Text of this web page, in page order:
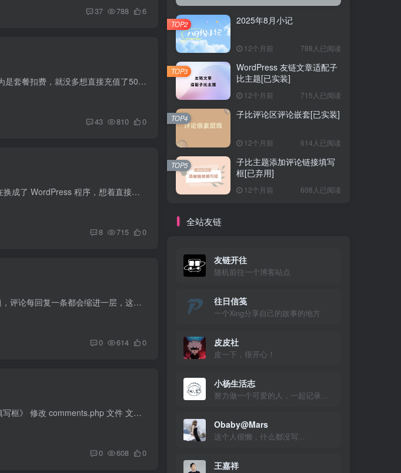
37 788 6
今天早上一醒来，就收到了中国电信发来的欠费通知 以为是套餐扣费，就没多想直接充值了50元话费。早上吃完饭打开中国电信APP想看看这个月话费多少，不看不知道一看吓一跳，这个月话费高达90+（...
43 810 0
前言 之前的友链文章一直使用的 Fciecle 这个项目，现在换成了 WordPress 程序，想着直接调用 WordPress 接口和数据库更方便管理。 修订历史 v1.1 底部翻页无法更新按钮列表 v1.2 优化UI、将定...
8 715 0
前言 不知道是子比主题的问题，还是 WordPress 的问题，评论每回复一条都会缩进一层，这就导致无限套娃，而且 WordPress 的最大嵌套数量为10，这就导致10层嵌套后只能开新的评论楼层。 解决方案...
0 614 0
参考登山亦有道博客的文章《子比主题评论区添加网址填写框》 修改 comments.php 文件 文件位置 wp-content/themes/zibll/template/comments.php 搜索 邮箱 找到评论区填写框位置，代码添加位置...
0 608 0
2025年8月小记
12个月前 788人已阅读
TOP2
WordPress 友链文章适配子
比主题[已实装]
12个月前 715人已阅读
TOP3
子比评论区评论嵌套[已实装]
12个月前 614人已阅读
TOP4
子比主题添加评论链接填写
框[已弃用]
12个月前 608人已阅读
TOP5
全站友链
友链开往
随机前往一个博客站点
往日信笺
一个Xing分享自己的故事的地方
皮皮社
皮一下，很开心！
小杨生活志
努力做一个可爱的人，一起记录美好的生活！
Obaby@Mars
这个人很懒，什么都没写...
王嘉祥